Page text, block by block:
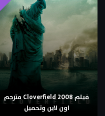
فيلم Cloverfield 2008 مترجم
اون لاين وتحميل